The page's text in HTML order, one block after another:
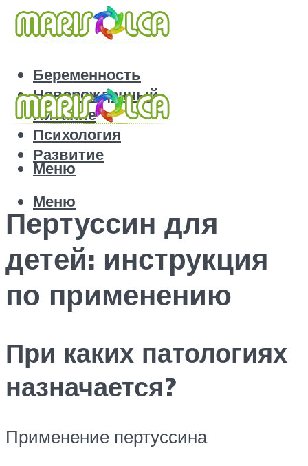
Беременность
Новорожденный
Питание
Психология
Развитие
Меню
Меню
Пертуссин для
детей: инструкция
по применению
При каких патологиях
назначается?
Применение пертуссина